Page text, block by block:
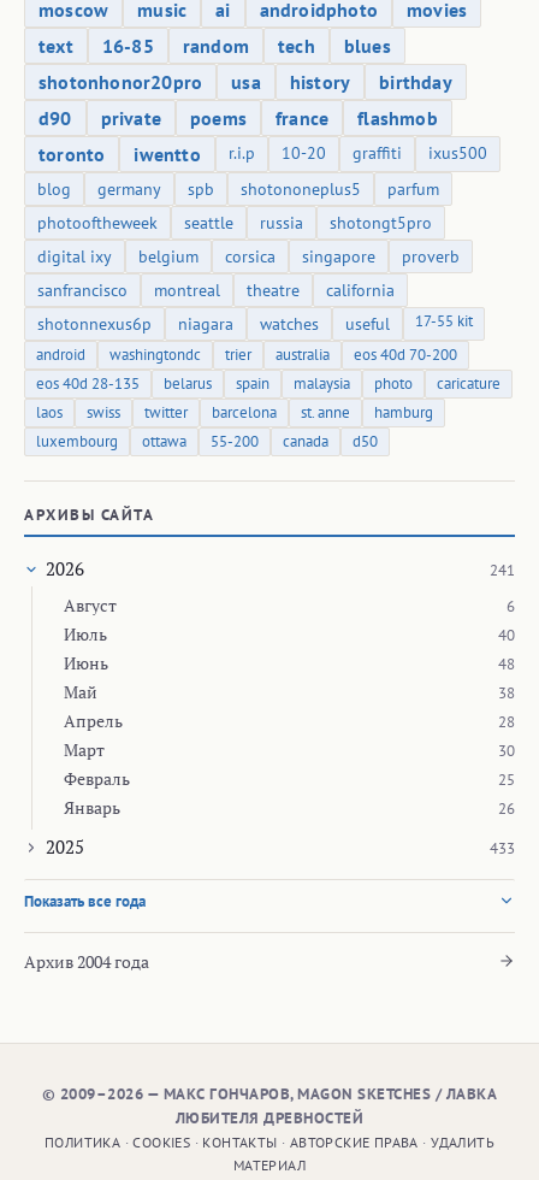
moscow
music ai androidphoto
movies
text
16-85 random tech
blues
shotonhonor20pro
usa history
birthday
d90
private poems france
flashmob
toronto
iwentto r.i.p 10-20 graffiti
ixus500
blog
germany spb shotononeplus5
parfum
photooftheweek
seattle russia
shotongt5pro
digital ixy
belgium corsica singapore
proverb
sanfrancisco
montreal theatre
california
shotonnexus6p
niagara watches useful
17-55 kit
android
washingtondc trier australia
eos 40d 70-200
eos 40d 28-135
belarus spain malaysia photo
caricature
laos
swiss twitter barcelona st. anne
hamburg
luxembourg
ottawa 55-200 canada d50
АРХИВЫ САЙТА
2026 241
Август 6
Июль 40
Июнь 48
Май 38
Апрель 28
Март 30
Февраль 25
Январь 26
2025 433
Показать все года
Архив 2004 года
© 2009–2026 — МАКС ГОНЧАРОВ, MAGON SKETCHES / ЛАВКА
ЛЮБИТЕЛЯ ДРЕВНОСТЕЙ
ПОЛИТИКА ·COOKIES · КОНТАКТЫ · АВТОРСКИЕ ПРАВА ·УДАЛИТЬ
МАТЕРИАЛ